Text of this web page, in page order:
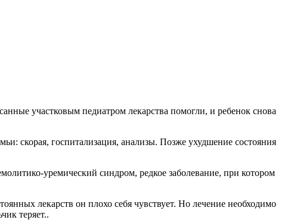
участковым педиатром лекарства помогли, и ребенок снова
скорая, госпитализация, анализы. Позже ухудшение состояния
уремический синдром, редкое заболевание, при котором
лекарств он плохо себя чувствует. Но лечение необходимо
теряет..